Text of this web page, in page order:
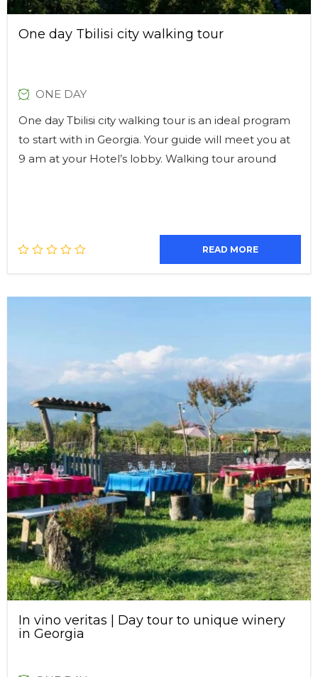
One day Tbilisi city walking tour
ONE DAY
One day Tbilisi city walking tour is an ideal program
to start with in Georgia. Your guide will meet you at
9 am at your Hotel’s lobby. Walking tour around
READ MORE
In vino veritas | Day tour to unique winery
in Georgia